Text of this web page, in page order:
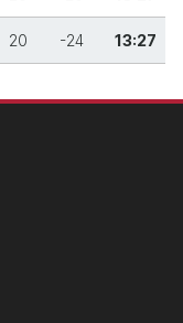
20 -24 13:27